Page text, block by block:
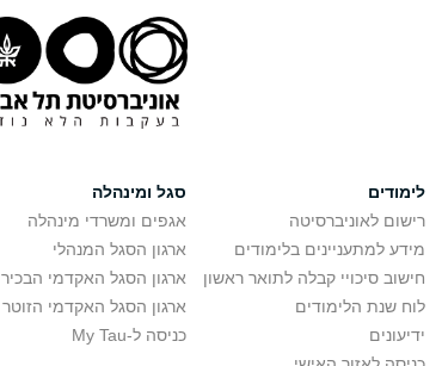
לימודים
רישום לאוניברסיטה
מידע למתעניינים בלימודים
חישוב סיכויי קבלה לתואר ראשון
לוח שנת הלימודים
ידיעונים
סגל ומינהלה
אגפים ומשרדי מינהלה
ארגון הסגל המנהלי
ארגון הסגל האקדמי הבכיר
ארגון הסגל האקדמי הזוטר
כניסה ל-My Tau